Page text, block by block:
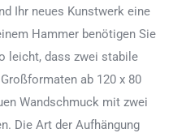
Ihr neues Kunstwerk eine
Hammer benötigen Sie
leicht, dass zwei stabile
ab 120 x 80
Wandschmuck mit zwei
Die Art der Aufhängung